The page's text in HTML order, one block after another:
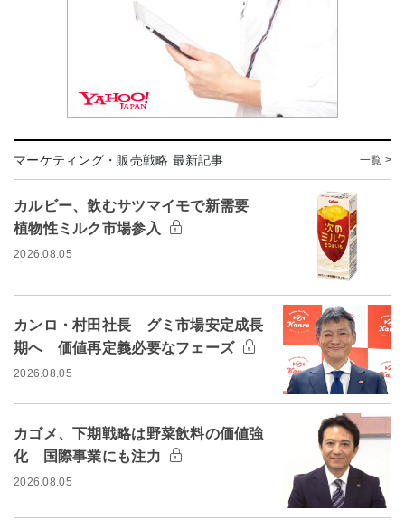
マーケティング・販売戦略 最新記事 一覧 >
カルビー、飲むサツマイモで新需要
植物性ミルク市場参入
2026.08.05
カンロ・村田社長 グミ市場安定成長
期へ 価値再定義必要なフェーズ
2026.08.05
カゴメ、下期戦略は野菜飲料の価値強
化 国際事業にも注力
2026.08.05